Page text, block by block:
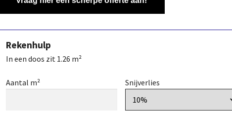
Rekenhulp
In een doos zit 1.26 m²
Aantal m² Snijverlies